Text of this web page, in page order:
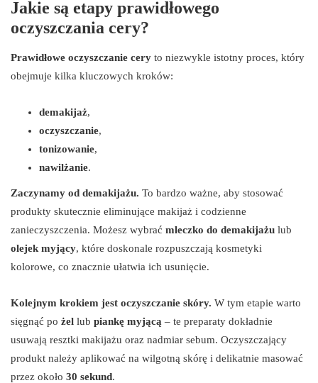
Jakie są etapy prawidłowego
oczyszczania cery?
Prawidłowe oczyszczanie cery to niezwykle istotny proces, który
obejmuje kilka kluczowych kroków:
demakijaż,
oczyszczanie,
tonizowanie,
nawilżanie.
Zaczynamy od demakijażu. To bardzo ważne, aby stosować
produkty skutecznie eliminujące makijaż i codzienne
zanieczyszczenia. Możesz wybrać mleczko do demakijażu lub
olejek myjący, które doskonale rozpuszczają kosmetyki
kolorowe, co znacznie ułatwia ich usunięcie.
Kolejnym krokiem jest oczyszczanie skóry. W tym etapie warto
sięgnąć po żel lub piankę myjącą – te preparaty dokładnie
usuwają resztki makijażu oraz nadmiar sebum. Oczyszczający
produkt należy aplikować na wilgotną skórę i delikatnie masować
przez około 30 sekund.